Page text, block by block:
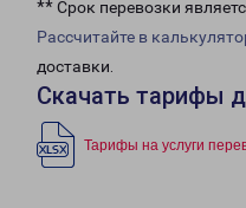
** Срок перевозки
Рассчитайте в
доставки.
Скачать тарифы
Тарифы на услуги